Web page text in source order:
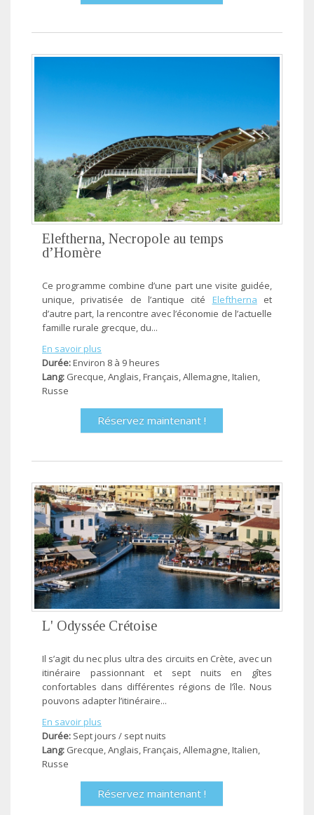
Eleftherna, Necropole au temps
d’Homère
Ce programme combine d’une part une visite guidée,
unique, privatisée de l’antique cité Eleftherna et
d’autre part, la rencontre avec l’économie de l’actuelle
famille rurale grecque, du...
En savoir plus
Durée:Environ 8 à 9 heures
Lang: Grecque, Anglais, Français, Allemagne, Ιtalien,
Russe
Réservez maintenant !
L' Odyssée Crétoise
Il s’agit du nec plus ultra des circuits en Crète, avec un
itinéraire passionnant et sept nuits en gîtes
confortables dans différentes régions de l’île. Nous
pouvons adapter l’itinéraire...
En savoir plus
Durée: Sept jours / sept nuits
Lang: Grecque, Anglais, Français, Allemagne, Ιtalien,
Russe
Réservez maintenant !